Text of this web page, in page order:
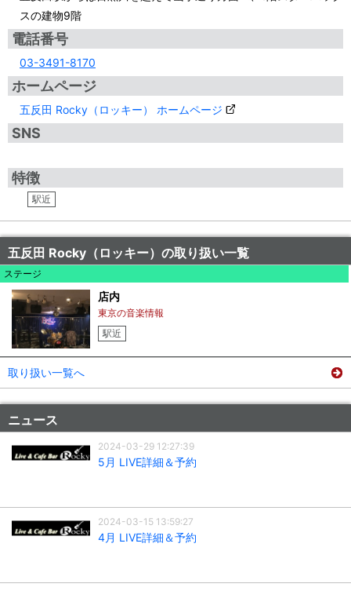
スの建物9階
電話番号
03-3491-8170
ホームページ
五反田 Rocky（ロッキー） ホームページ
SNS
特徴
駅近
五反田 Rocky（ロッキー）の取り扱い一覧
ステージ
店内
東京の音楽情報
駅近
取り扱い一覧へ
ニュース
2024-03-29 12:27:39
5月 LIVE詳細＆予約
2024-03-15 13:59:27
4月 LIVE詳細＆予約